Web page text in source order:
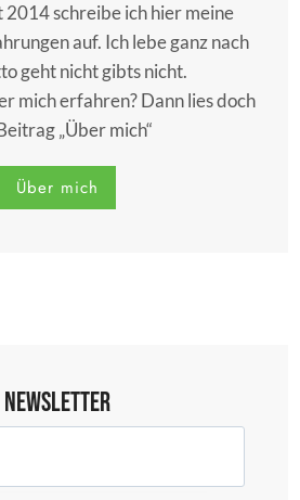
2014 schreibe ich hier meine
auf. Ich lebe ganz nach
geht nicht gibts nicht.
mich erfahren? Dann lies doch
„Über mich“
Über mich
Newsletter